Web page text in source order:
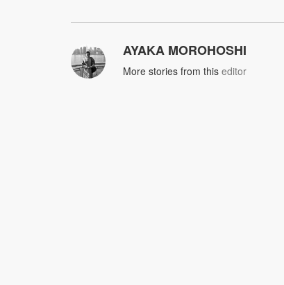
AYAKA MOROHOSHI
More stories from this editor